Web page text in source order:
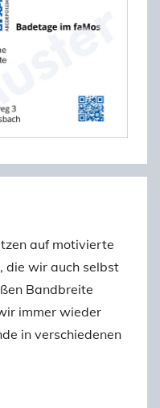
auf motivierte
die wir auch selbst
Bandbreite
immer wieder
in verschiedenen